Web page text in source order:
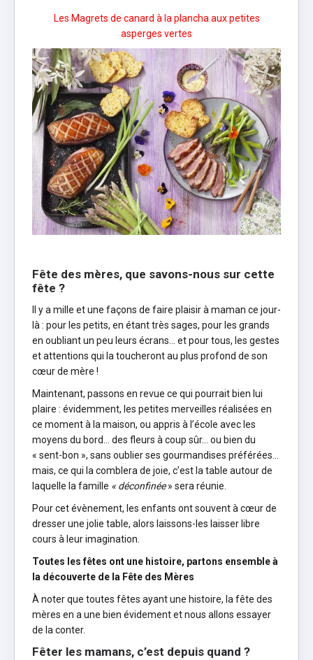
Les Magrets de canard à la plancha aux petites
asperges vertes
Fête des mères, que savons-nous sur cette
fête ?
Il y a mille et une façons de faire plaisir à maman ce jour-
là : pour les petits, en étant très sages, pour les grands
en oubliant un peu leurs écrans… et pour tous, les gestes
et attentions qui la toucheront au plus profond de son
cœur de mère !
Maintenant, passons en revue ce qui pourrait bien lui
plaire : évidemment, les petites merveilles réalisées en
ce moment à la maison, ou appris à l’école avec les
moyens du bord… des fleurs à coup sûr… ou bien du
« sent-bon », sans oublier ses gourmandises préférées…
mais, ce qui la comblera de joie, c’est la table autour de
laquelle la famille « déconfinée» sera réunie.
Pour cet évènement, les enfants ont souvent à cœur de
dresser une jolie table, alors laissons-les laisser libre
cours à leur imagination.
Toutes les fêtes ont une histoire, partons ensemble à
la découverte de la Fête des Mères
À noter que toutes fêtes ayant une histoire, la fête des
mères en a une bien évidement et nous allons essayer
de la conter.
Fêter les mamans, c’est depuis quand ?